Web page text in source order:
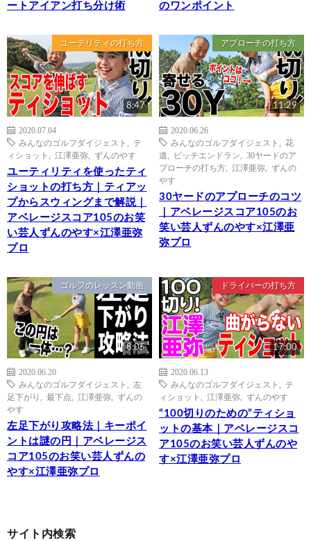
ートアイアン打ち分け術
のワンポイント
ユーテリティの打ち方
8:47
2020.07.04
みんなのゴルフダイジェスト
テ
ィショット
江澤亜弥 ずんのやす
ユーティリティを使ったティ
ショットの打ち方｜ティアッ
プからスウィングまで解説｜
アベレージスコア105のお笑
い芸人ずんのやす×江澤亜弥
プロ
アプローチの打ち方
11:29
2020.06.26
みんなのゴルフダイジェスト
花
道
ピッチエンドラン
30ヤードのア
プローチの打ち方
江澤亜弥
ずんの
やす
30ヤードのアプローチのコツ
｜アベレージスコア105のお
笑い芸人ずんのやす×江澤亜
弥プロ
ゴルフのレッスン動画
8:05
2020.06.20
みんなのゴルフダイジェスト
左
足下がり
最下点 江澤亜弥
ずんの
やす
左足下がり攻略法｜キーポイ
ントは謎の円｜アベレージス
コア105のお笑い芸人ずんの
やす×江澤亜弥プロ
ドライバーの打ち方
17:00
2020.06.13
みんなのゴルフダイジェスト
テ
ィショット
江澤亜弥 ずんのやす
“100切りのための”ティショ
ットの基本｜アベレージスコ
ア105のお笑い芸人ずんのや
す×江澤亜弥プロ
サイト内検索